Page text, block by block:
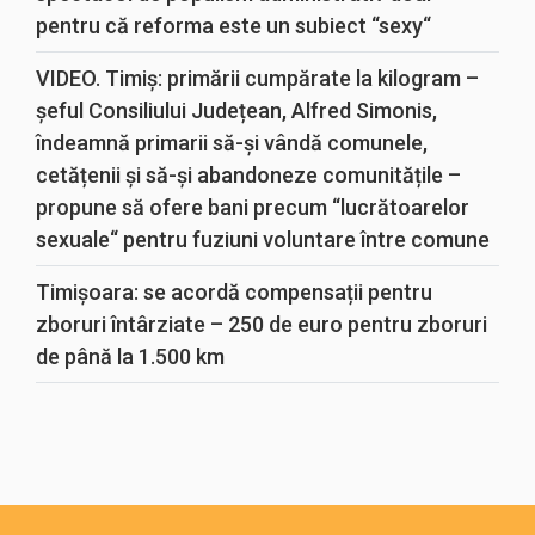
pentru că reforma este un subiect “sexy“
VIDEO. Timiș: primării cumpărate la kilogram –
șeful Consiliului Județean, Alfred Simonis,
îndeamnă primarii să-și vândă comunele,
cetățenii și să-și abandoneze comunitățile –
propune să ofere bani precum “lucrătoarelor
sexuale“ pentru fuziuni voluntare între comune
Timișoara: se acordă compensații pentru
zboruri întârziate – 250 de euro pentru zboruri
de până la 1.500 km